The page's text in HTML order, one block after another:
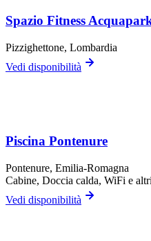
Spazio Fitness
Pizzighettone, Lombardia
Vedi disponibilità
Piscina Pontenure
Pontenure, Emilia-Romagna
Cabine, Doccia calda, WiFi e
Vedi disponibilità